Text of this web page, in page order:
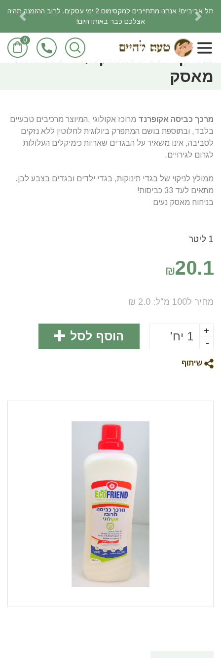
תל אביביים! אנחנו מתחייבים למקסימום 2 ימי עסקים, לרוב ההזמנה תהיה
אצלכם כבר באותו היום!
Next
0 ראשי חומרי ניקוי אקולוגיים
מרכך כביסה אקולוגי בניחוח
מאסק
מרכך כביסה אקופרנד מרוכז אקולוגי ,המיוצר מרכיבים טבעיים
בלבד, ובתוספת בושם המתפרק ביולוגית לחלוטין ללא נזקים
לסביבה, אינו משאיר על הבגדים שאריות כימיקלים העלולות
לגרום לגירויים.
ממולץ לניקוי של בגדי תינוקות, בגדי ילדים ובגדים בצבע לבן.
מתאים לעד 33 כביסות!
בניחוח מאסק נעים
1 ליטר
₪20.1
מחיר ל100 מ"ל:
2.0
₪
+
-
הוסף לסל
שיתוף